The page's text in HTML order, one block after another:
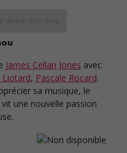
James Cellan Jones avec
Liotard, Pascale Rocard.
sa musique, le
une nouvelle passion